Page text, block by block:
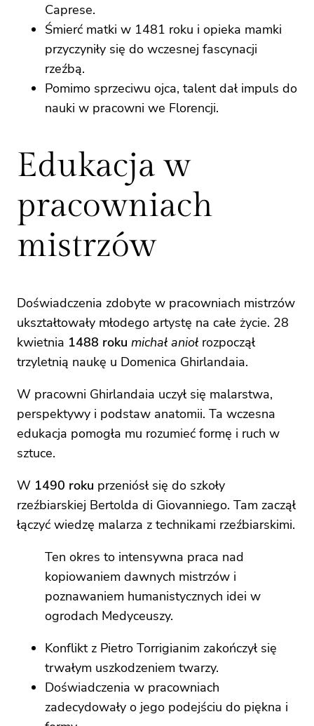
Caprese.
Śmierć matki w 1481 roku i opieka mamki
przyczyniły się do wczesnej fascynacji
rzeźbą.
Pomimo sprzeciwu ojca, talent dał impuls do
nauki w pracowni we Florencji.
Edukacja w
pracowniach
mistrzów
Doświadczenia zdobyte w pracowniach mistrzów
ukształtowały młodego artystę na całe życie. 28
kwietnia 1488 roku michał aniołrozpoczął
trzyletnią naukę u Domenica Ghirlandaia.
W pracowni Ghirlandaia uczył się malarstwa,
perspektywy i podstaw anatomii. Ta wczesna
edukacja pomogła mu rozumieć formę i ruch w
sztuce.
W 1490 roku przeniósł się do szkoły
rzeźbiarskiej Bertolda di Giovanniego. Tam zaczął
łączyć wiedzę malarza z technikami rzeźbiarskimi.
Ten okres to intensywna praca nad
kopiowaniem dawnych mistrzów i
poznawaniem humanistycznych idei w
ogrodach Medyceuszy.
Konflikt z Pietro Torrigianim zakończył się
trwałym uszkodzeniem twarzy.
Doświadczenia w pracowniach
zadecydowały o jego podejściu do piękna i